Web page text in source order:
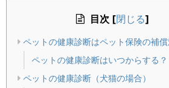
目次 [閉じる]
ペットの健康診断はペット保険の補
ペットの健康診断はいつからする？
ペットの健康診断（犬猫の場合）